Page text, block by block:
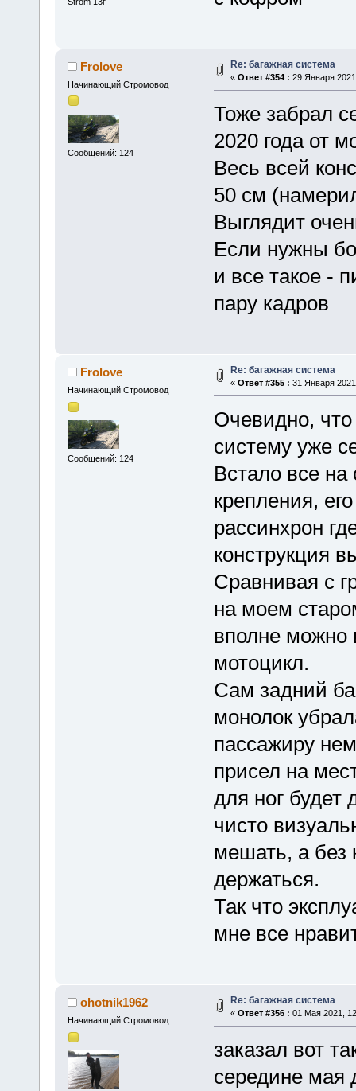
Frolove
Начинающий Стромовод
Сообщений: 124
Re: багажная система
« Ответ #354 : 29 Января
Тоже забрал
2020 года от
Весь всей
50 см
Выглядит
Если нужны
и все такое -
пару кадров
Frolove
Начинающий Стромовод
Сообщений: 124
Re: багажная система
« Ответ #355 : 31 Января
Очевидно,
систему уже
Встало все на
крепления,
рассинхрон
конструкция
Сравнивая с
на моем
вполне можно
мотоцикл.
Сам задний
монолок
пассажиру
присел на
для ног будет
чисто
мешать, а без
держаться.
Так что
мне все
ohotnik1962
Начинающий Стромовод
Re: багажная система
« Ответ #356 : 01 Мая 2021,
заказал вот
середине мая